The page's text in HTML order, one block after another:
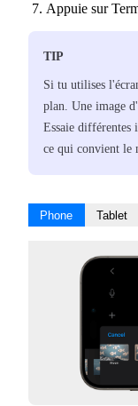
Appuie sur
TIP
Si tu utilises
plan. Une image
Essaie différentes
ce qui convient le
Phone Tablet